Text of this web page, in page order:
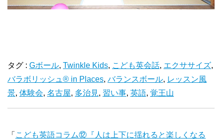
タグ : Gボール, Twinkle Kids, こども英会話, エクササイズ,
バラボリッシュ® in Places, バランスボール, レッスン風
景, 体験会, 名古屋, 多治見, 習い事, 英語, 覚王山
「 こども英語コラム⑫『人は上下に揺れると楽しくなる